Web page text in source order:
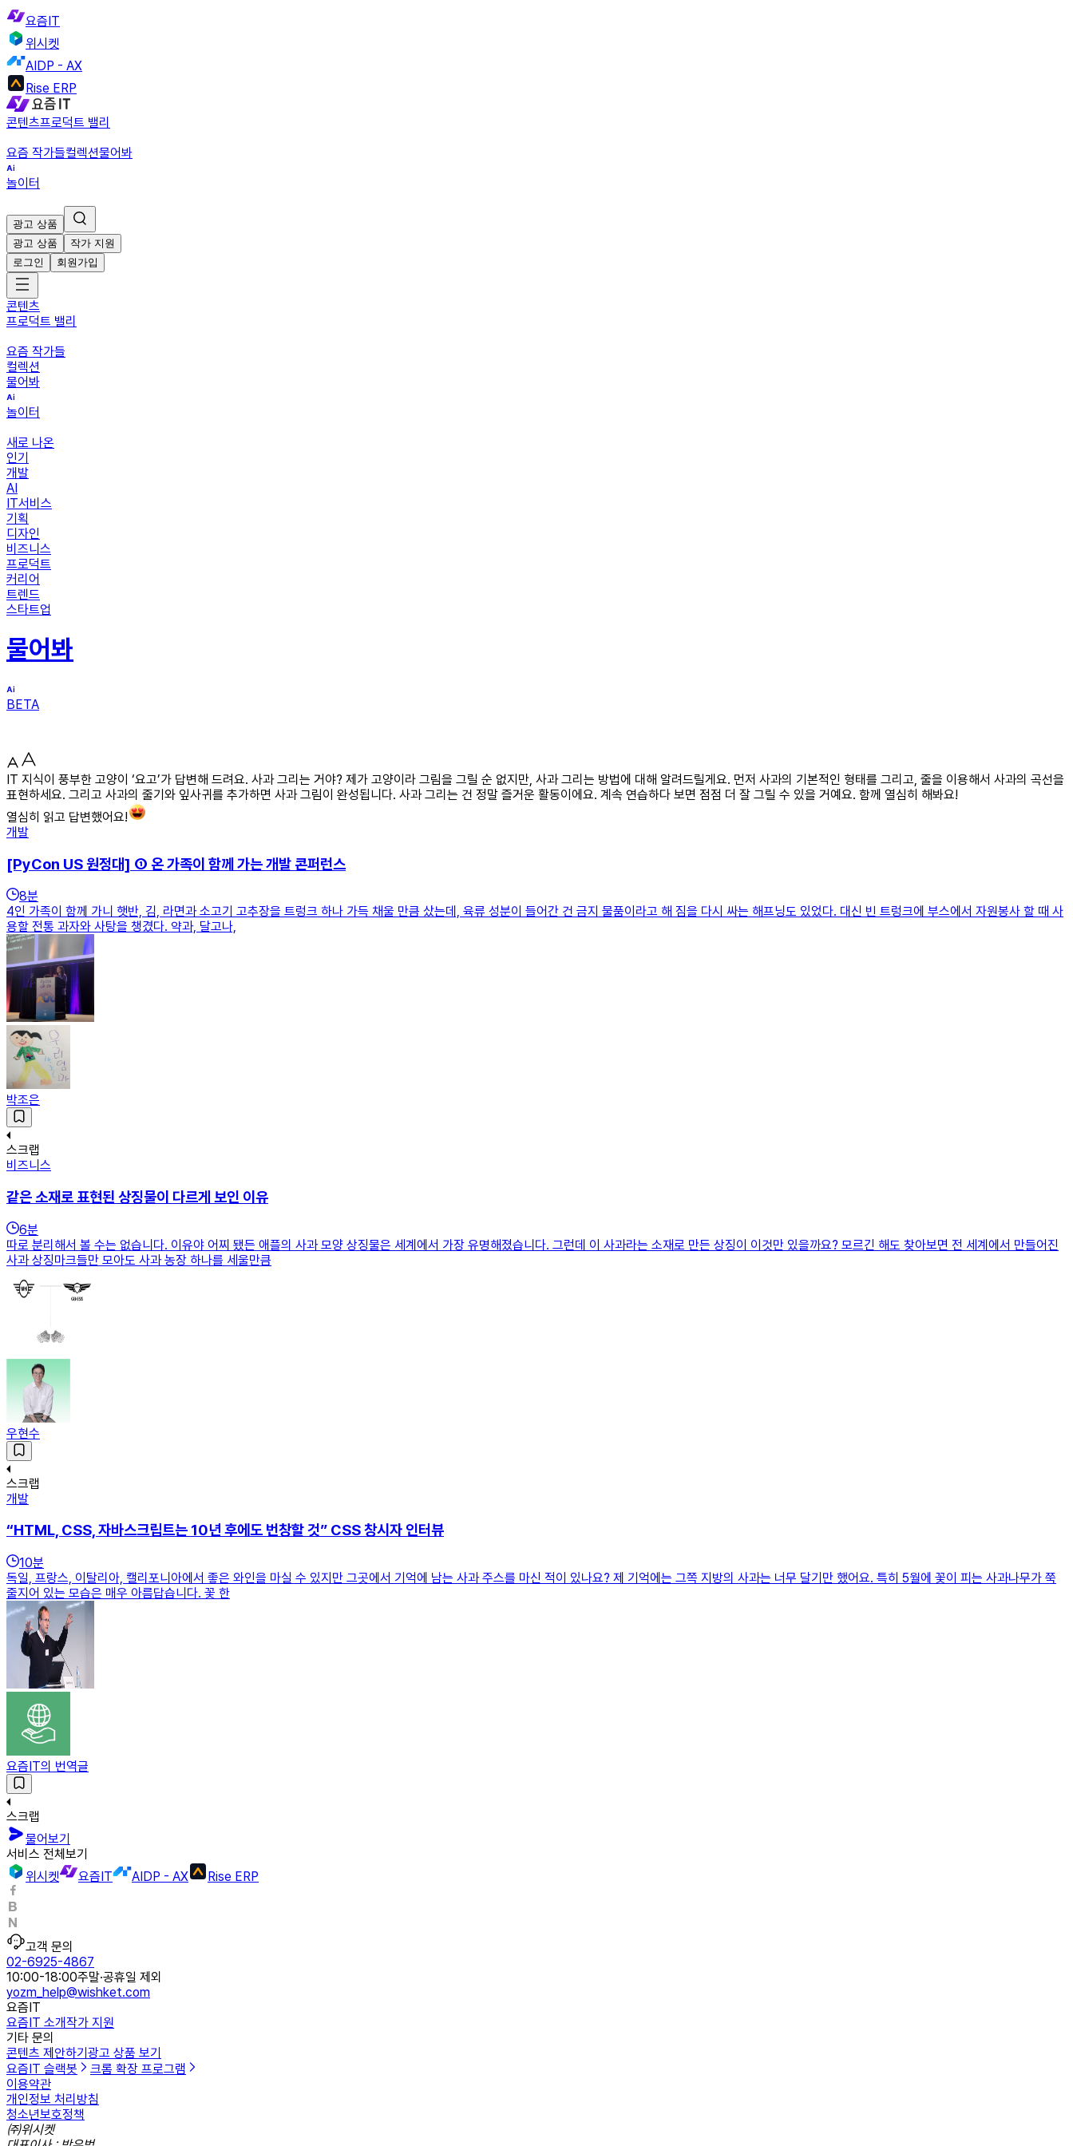
요즘IT
위시켓
AIDP - AX
Rise ERP
콘텐츠프로덕트 밸리
요즘 작가들컬렉션물어봐
놀이터
광고 상품
광고 상품
작가 지원
로그인
회원가입
콘텐츠
프로덕트 밸리
요즘 작가들
컬렉션
물어봐
놀이터
새로 나온
인기
개발
AI
IT서비스
기획
디자인
비즈니스
프로덕트
커리어
트렌드
스타트업
물어봐
BETA
IT 지식이 풍부한 고양이 ‘요고’가 답변해 드려요. 사과 그리는 거야? 제가 고양이라 그림을 그릴 순 없지만, 사과 그리는 방법에 대해 알려드릴게요. 먼저 사과의 기본적인 형태를 그리고, 줄을 이용해서 사과의 곡선을
표현하세요. 그리고 사과의 줄기와 잎사귀를 추가하면 사과 그림이 완성됩니다. 사과 그리는 건 정말 즐거운 활동이에요. 계속 연습하다 보면 점점 더 잘 그릴 수 있을 거예요. 함께 열심히 해봐요!
열심히 읽고 답변했어요!
개발
[PyCon US 원정대] ① 온 가족이 함께 가는 개발 콘퍼런스
8분
4인 가족이 함께 가니 햇반, 김, 라면과 소고기 고추장을 트렁크 하나 가득 채울 만큼 샀는데, 육류 성분이 들어간 건 금지 물품이라고 해 짐을 다시 싸는 해프닝도 있었다. 대신 빈 트렁크에 부스에서 자원봉사 할 때 사
용할 전통 과자와 사탕을 챙겼다. 약과, 달고나,
박조은
스크랩
비즈니스
같은 소재로 표현된 상징물이 다르게 보인 이유
6분
따로 분리해서 볼 수는 없습니다. 이유야 어찌 됐든 애플의 사과 모양 상징물은 세계에서 가장 유명해졌습니다. 그런데 이 사과라는 소재로 만든 상징이 이것만 있을까요? 모르긴 해도 찾아보면 전 세계에서 만들어진
사과 상징마크들만 모아도 사과 농장 하나를 세울만큼
우현수
스크랩
개발
“HTML, CSS, 자바스크립트는 10년 후에도 번창할 것” CSS 창시자 인터뷰
10분
독일, 프랑스, 이탈리아, 캘리포니아에서 좋은 와인을 마실 수 있지만 그곳에서 기억에 남는 사과 주스를 마신 적이 있나요? 제 기억에는 그쪽 지방의 사과는 너무 달기만 했어요. 특히 5월에 꽃이 피는 사과나무가 쭉
줄지어 있는 모습은 매우 아름답습니다. 꽃 한
요즘IT의 번역글
스크랩
물어보기
서비스 전체보기
위시켓
요즘IT AIDP - AX Rise ERP
고객 문의
02-6925-4867
10:00-18:00주말·공휴일 제외
yozm_help@wishket.com
요즘IT
요즘IT 소개작가 지원
기타 문의
콘텐츠 제안하기 광고 상품 보기
요즘IT 슬랙봇
크롬 확장 프로그램
이용약관
개인정보 처리방침
청소년보호정책
㈜위시켓